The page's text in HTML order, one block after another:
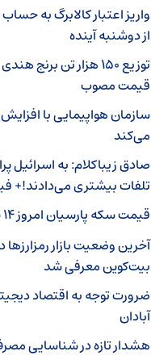
از دوشنبه آینده
توزیع ۱۵۰ هزار تن برنج‌
قیمت مصوب
سازمان هواپیمایی با
می‌کند
صادق زیباکلام: به اسرائیل
تلفات بیشتری می‌دادند!+
قیمت سکه پارسیان امروز ۱۴ بهمن اعلام شد + جدول
آخرین وضعیت بازار
بیت‌کوین معرفی شد
ضرورت توجه به اقتصاد
آبادان
هشدار تازه در شناسایی